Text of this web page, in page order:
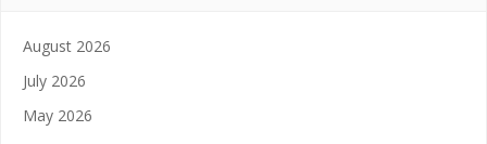
August 2026
July 2026
May 2026